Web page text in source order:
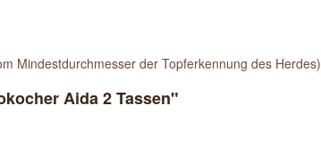
Mindestdurchmesser der Topferkennung des Herdes)
Aida 2 Tassen"